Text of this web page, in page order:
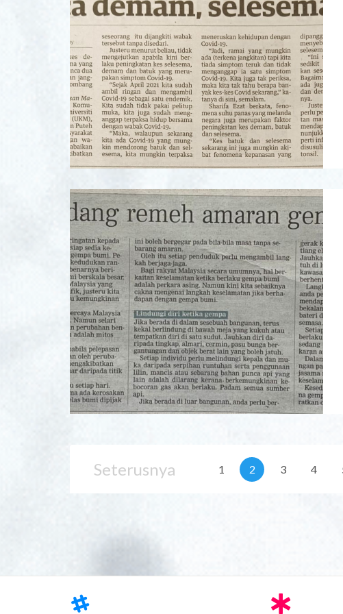
Seterusnya 1 2 3 4